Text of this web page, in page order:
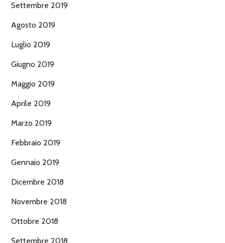
Settembre 2019
Agosto 2019
Luglio 2019
Giugno 2019
Maggio 2019
Aprile 2019
Marzo 2019
Febbraio 2019
Gennaio 2019
Dicembre 2018
Novembre 2018
Ottobre 2018
Settembre 2018